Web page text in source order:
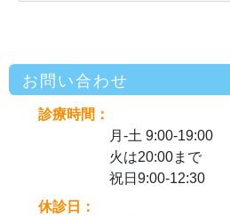
お問い合わせ
診療時間：
月-土 9:00-19:00
火は20:00まで
祝日9:00-12:30
休診日：